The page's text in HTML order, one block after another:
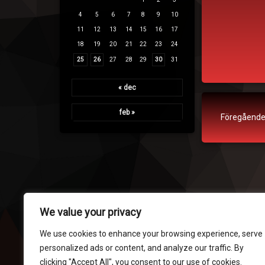
We value your privacy
We use cookies to enhance your browsing experience, serve
personalized ads or content, and analyze our traffic. By
clicking "Accept All", you consent to our use of cookies.
Fortsätt
Föregående
4 5 6 7 8 9 10
11 12 13 14 15 16 17
18 19 20 21 22 23 24
25 26 27 28 29 30 31
« dec
feb »